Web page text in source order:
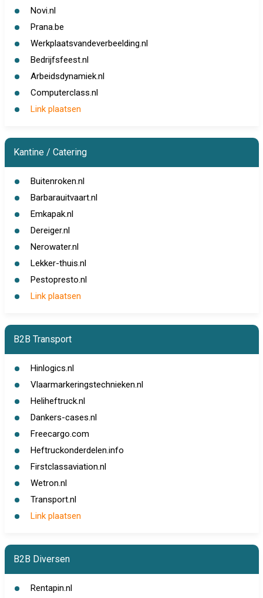
Novi.nl
Prana.be
Werkplaatsvandeverbeelding.nl
Bedrijfsfeest.nl
Arbeidsdynamiek.nl
Computerclass.nl
Link plaatsen
Kantine / Catering
Buitenroken.nl
Barbarauitvaart.nl
Emkapak.nl
Dereiger.nl
Nerowater.nl
Lekker-thuis.nl
Pestopresto.nl
Link plaatsen
B2B Transport
Hinlogics.nl
Vlaarmarkeringstechnieken.nl
Heliheftruck.nl
Dankers-cases.nl
Freecargo.com
Heftruckonderdelen.info
Firstclassaviation.nl
Wetron.nl
Transport.nl
Link plaatsen
B2B Diversen
Rentapin.nl